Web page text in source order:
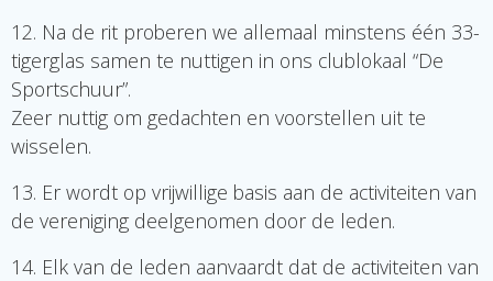
12. Na de rit proberen we allemaal minstens één 33-
tigerglas samen te nuttigen in ons clublokaal “De
Sportschuur”.
Zeer nuttig om gedachten en voorstellen uit te
wisselen.
13. Er wordt op vrijwillige basis aan de activiteiten van
de vereniging deelgenomen door de leden.
14. Elk van de leden aanvaardt dat de activiteiten van